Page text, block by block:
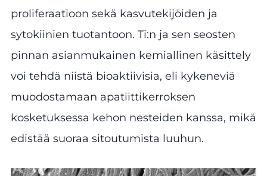
proliferaatioon sekä kasvutekijöiden ja
sytokiinien tuotantoon. Ti:n ja sen seosten
pinnan asianmukainen kemiallinen käsittely
voi tehdä niistä bioaktiivisia, eli kykeneviä
muodostamaan apatiittikerroksen
kosketuksessa kehon nesteiden kanssa, mikä
edistää suoraa sitoutumista luuhun.